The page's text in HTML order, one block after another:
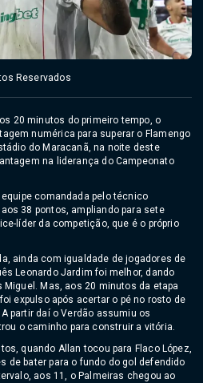
Reservados
20 minutos do primeiro tempo, o
numérica para superar o Flamengo
do Maracanã, na noite deste
na liderança do Campeonato
comandada pelo técnico
38 pontos, ampliando para sete
líder da competição, que é o próprio
ainda com igualdade de jogadores de
Leonardo Jardim foi melhor, dando
Mas, aos 20 minutos da etapa
expulso após acertar o pé no rosto de
partir daí o Verdão assumiu os
o caminho para construir a vitória.
quando Allan tocou para Flaco López,
de bater para o fundo do gol defendido
aos 11, o Palmeiras chegou ao